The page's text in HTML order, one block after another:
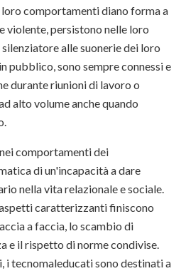
comportamenti diano forma a
violente, persistono nelle loro
alle suonerie dei loro
pubblico, sono sempre connessi e
durante riunioni di lavoro o
alto volume anche quando
comportamenti dei
di un'incapacità a dare
nella vita relazionale e sociale.
caratterizzanti finiscono
a faccia, lo scambio di
e il rispetto di norme condivise.
i tecnomaleducati sono destinati a